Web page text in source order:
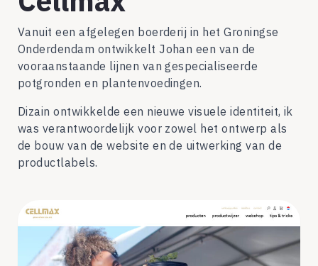
Vanuit een afgelegen boerderij in het Groningse
Onderdendam ontwikkelt Johan een van de
vooraanstaande lijnen van gespecialiseerde
potgronden en plantenvoedingen.
Dizain ontwikkelde een nieuwe visuele identiteit, ik
was verantwoordelijk voor zowel het ontwerp als
de bouw van de website en de uitwerking van de
productlabels.